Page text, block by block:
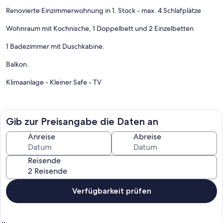
Renovierte Einzimmerwohnung in 1. Stock - max. 4 Schlafplätze
Wohnraum mit Kochnische, 1 Doppelbett und 2 Einzelbetten
1 Badezimmer mit Duschkabine.
Balkon.
Klimaanlage - Kleiner Safe - TV
80m vom Strand entfernt.
Diese Wohnung befindet sich in Bibione, Badeort an der Grenze
zwischen Friaul und Veneto, 80 km von Venedig entfernt.
Wir haben einen 7 km langen Strand, komplett ausgestattet mit
Gib zur Preisangabe die Daten an
Anreise Abreise
Reisende
Verfügbarkeit prüfen